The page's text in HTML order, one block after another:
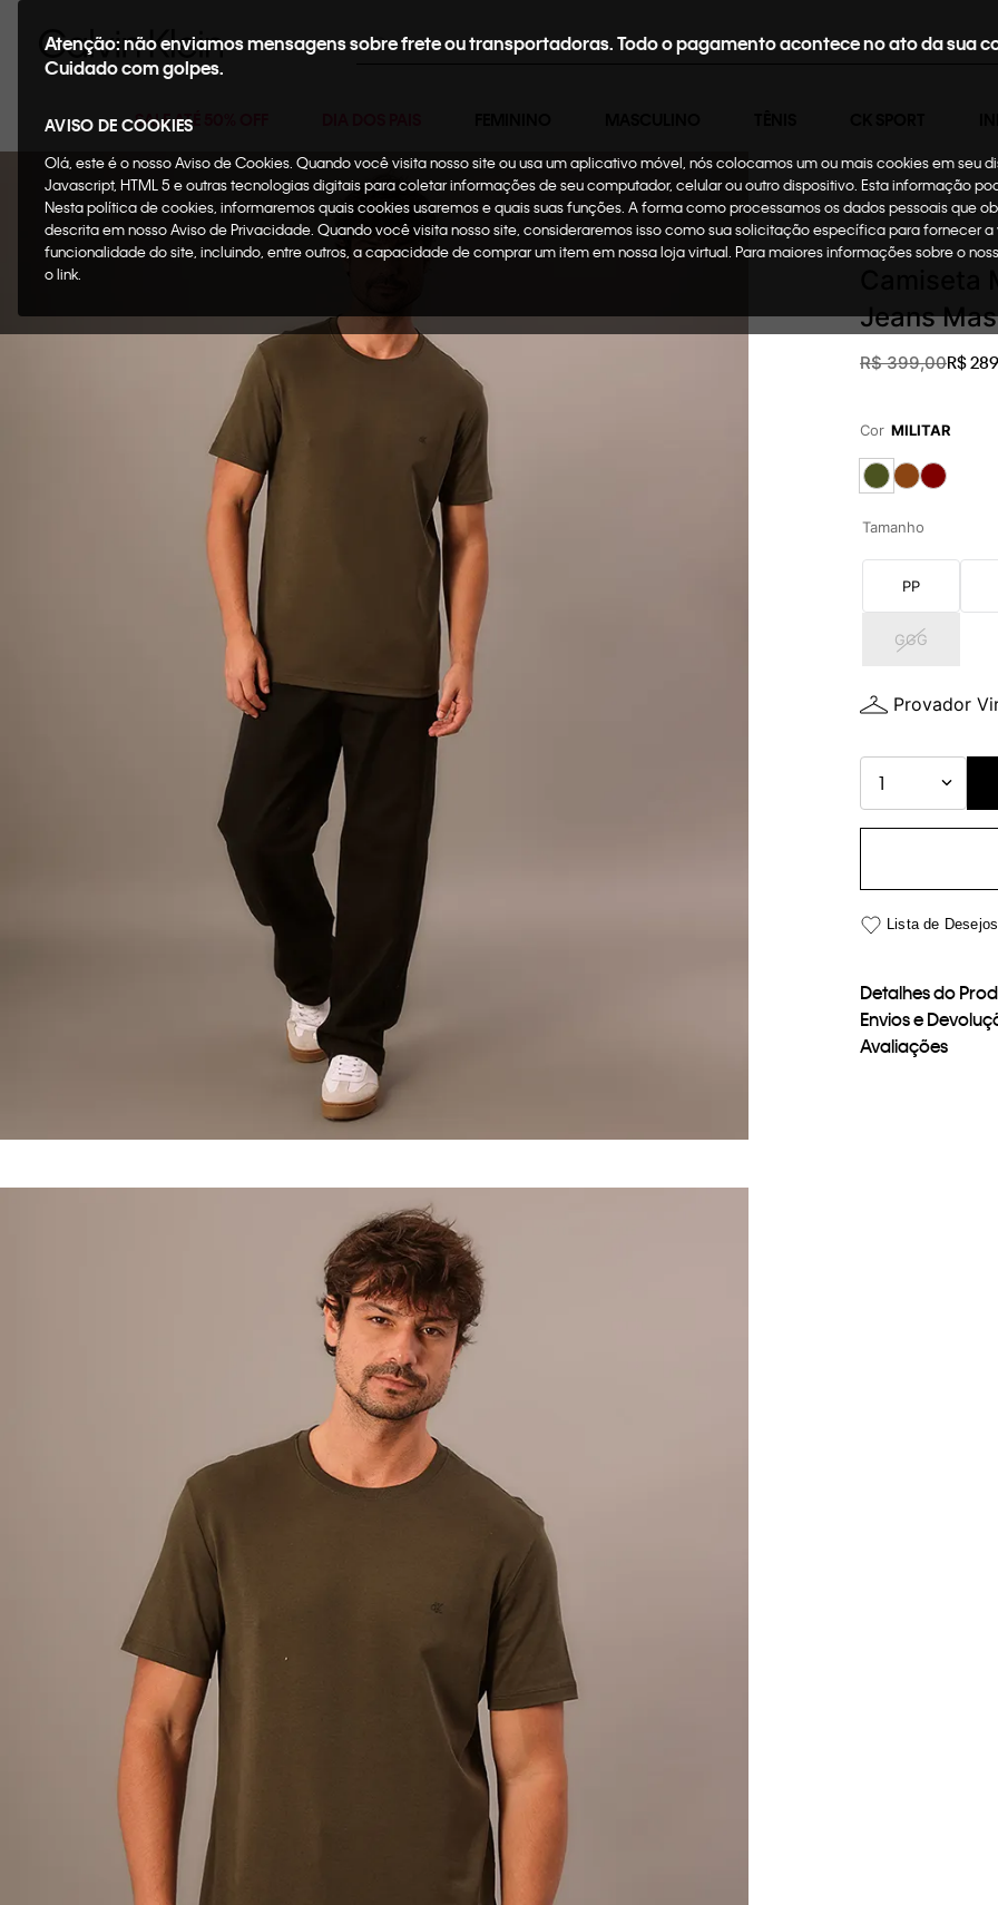
Buscar
SALE ATÉ 50% OFF
Atenção: não enviamos mensagens sobre frete ou transportadoras. Todo o pagamento acontece no ato da sua
Cuidado com golpes.
AVISO DE COOKIES
Olá, este é o nosso Aviso de Cookies. Quando você visita nosso site ou usa um aplicativo móvel, nós colocamos um ou mais cookies em seu
Javascript, HTML 5 e outras tecnologias digitais para coletar informações de seu computador, celular ou outro dispositivo. Esta informação
Nesta política de cookies, informaremos quais cookies usaremos e quais suas funções. A forma como processamos os dados pessoais que
descrita em nosso Aviso de Privacidade. Quando você visita nosso site, consideraremos isso como sua solicitação específica para fornecer
funcionalidade do site, incluindo, entre outros, a capacidade de comprar um item em nossa loja virtual. Para maiores informações sobre o
o link.
Masculino Roupas
Jeans
R$ 399,00R$289
Cor MILITAR
Tamanho
PP
GGG
Provador
1
Detalhes do
Envios e
Avaliações